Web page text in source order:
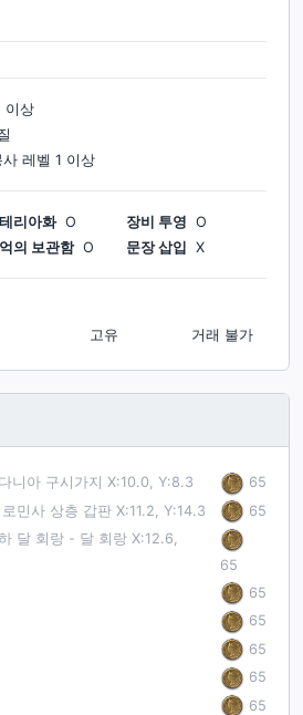
이상
사 레벨 1 이상
리아화 O 장비 투영 O
의 보관함 O 문장 삽입 X
거래 불가
고유
니아 구시가지 X:10.0, Y:8.3
65
민사 상층 갑판 X:11.2, Y:14.3
65
달 회랑 - 달 회랑 X:12.6,
65
65
65
65
65
65